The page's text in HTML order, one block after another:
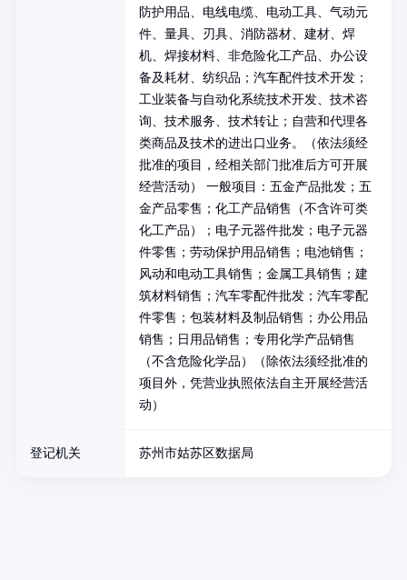
防护用品、电线电缆、电动工具、气动元
件、量具、刃具、消防器材、建材、焊
机、焊接材料、非危险化工产品、办公设
备及耗材、纺织品；汽车配件技术开发；
工业装备与自动化系统技术开发、技术咨
询、技术服务、技术转让；自营和代理各
类商品及技术的进出口业务。（依法须经
批准的项目，经相关部门批准后方可开展
经营活动） 一般项目：五金产品批发；五
金产品零售；化工产品销售（不含许可类
化工产品）；电子元器件批发；电子元器
件零售；劳动保护用品销售；电池销售；
风动和电动工具销售；金属工具销售；建
筑材料销售；汽车零配件批发；汽车零配
件零售；包装材料及制品销售；办公用品
销售；日用品销售；专用化学产品销售
（不含危险化学品）（除依法须经批准的
项目外，凭营业执照依法自主开展经营活
动）
登记机关 苏州市姑苏区数据局